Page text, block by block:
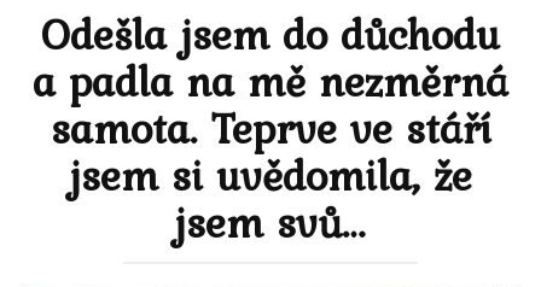
Odešla jsem do důchodu
a padla na mě nezměrná
samota. Teprve ve stáří
jsem si uvědomila, že
jsem svů…